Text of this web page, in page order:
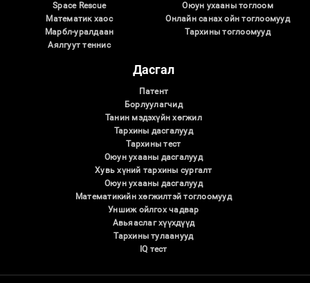
Space Rescue
Математик хаос
Марбл-уралдаан
Аялгуут теннис
Оюун ухааны тоглоом
Онлайн санах ойн тоглоомууд
Тархины тоглоомууд
Дасгал
Патент
Борлуулагчид
Танин мэдэхүйн хөгжил
Тархины дасгалууд
Тархины тест
Оюун ухааны дасгалууд
Хувь хүний ​​тархины сургалт
Оюун ухааны дасгалууд
Математикийн хөгжилтэй тоглоомууд
Уншиж ойлгох чадвар
Авьяаслаг хүүхдүүд
Тархины тулаанууд
IQ тест